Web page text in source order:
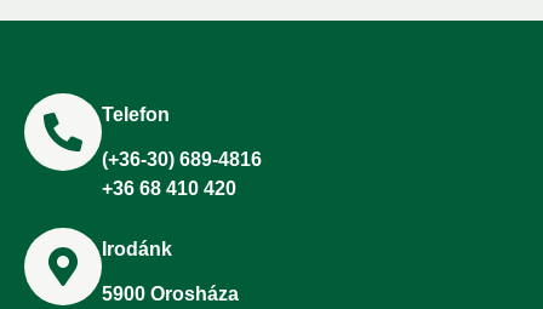
Telefon
(+36-30) 689-4816
+36 68 410 420
Irodánk
5900 Orosháza